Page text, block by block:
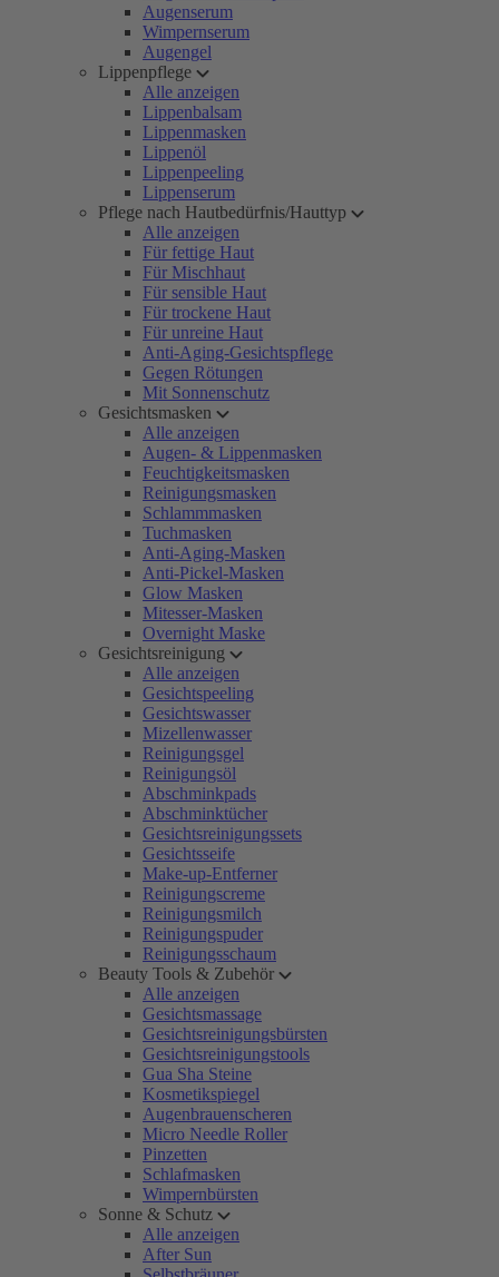
Augenserum
Wimpernserum
Augengel
Lippenpflege
Alle anzeigen
Lippenbalsam
Lippenmasken
Lippenöl
Lippenpeeling
Lippenserum
Pflege nach Hautbedürfnis/Hauttyp
Alle anzeigen
Für fettige Haut
Für Mischhaut
Für sensible Haut
Für trockene Haut
Für unreine Haut
Anti-Aging-Gesichtspflege
Gegen Rötungen
Mit Sonnenschutz
Gesichtsmasken
Alle anzeigen
Augen- & Lippenmasken
Feuchtigkeitsmasken
Reinigungsmasken
Schlammmasken
Tuchmasken
Anti-Aging-Masken
Anti-Pickel-Masken
Glow Masken
Mitesser-Masken
Overnight Maske
Gesichtsreinigung
Alle anzeigen
Gesichtspeeling
Gesichtswasser
Mizellenwasser
Reinigungsgel
Reinigungsöl
Abschminkpads
Abschminktücher
Gesichtsreinigungssets
Gesichtsseife
Make-up-Entferner
Reinigungscreme
Reinigungsmilch
Reinigungspuder
Reinigungsschaum
Beauty Tools & Zubehör
Alle anzeigen
Gesichtsmassage
Gesichtsreinigungsbürsten
Gesichtsreinigungstools
Gua Sha Steine
Kosmetikspiegel
Augenbrauenscheren
Micro Needle Roller
Pinzetten
Schlafmasken
Wimpernbürsten
Sonne & Schutz
Alle anzeigen
After Sun